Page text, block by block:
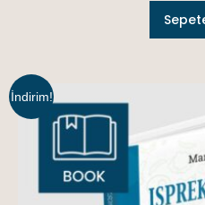
İndirim!